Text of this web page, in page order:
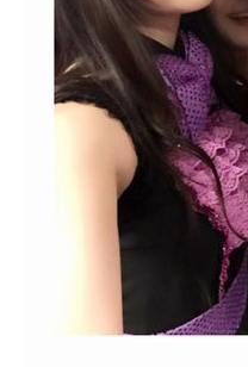
ITエンジニア向け専門サイト
企業向けIT製品の総合サイト
IT製品の技術・比較・事例
製造業のIT導入・活用を支援
モノづくり技術者専門サイト
エレクトロニクス専門サイト
電子設計の基本と応用